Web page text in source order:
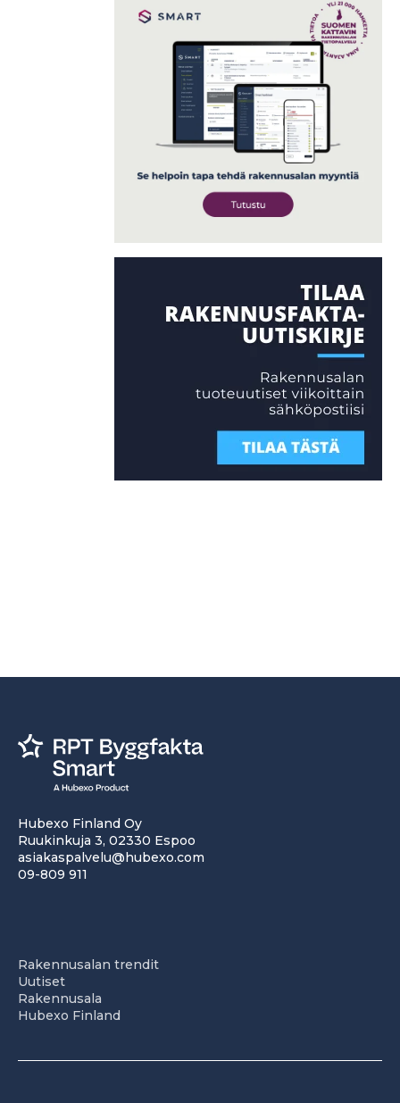
Hubexo Finland Oy
Ruukinkuja 3, 02330 Espoo
asiakaspalvelu@hubexo.com
09-809 911
Rakennusalan trendit
Uutiset
Rakennusala
Hubexo Finland